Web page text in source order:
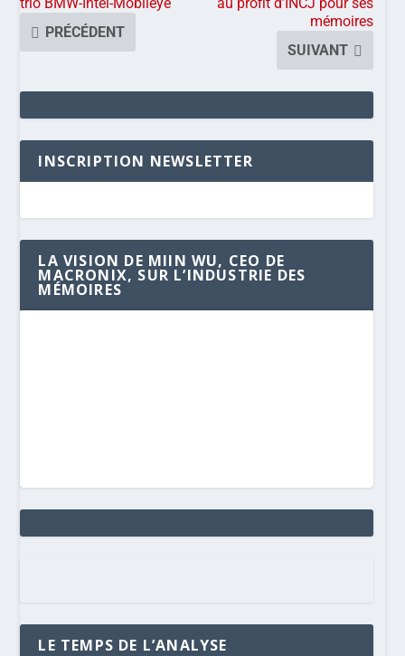
trio BMW-Intel-Mobileye
PRÉCÉDENT
au profit d’INCJ pour ses
mémoires
SUIVANT
INSCRIPTION NEWSLETTER
LA VISION DE MIIN WU, CEO DE
MACRONIX, SUR L’INDUSTRIE DES
MÉMOIRES
LE TEMPS DE L’ANALYSE